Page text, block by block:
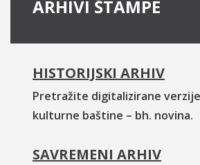
ARHIVI ŠTAMPE
HISTORIJSKI ARHIV
Pretražite digitalizirane
kulturne baštine – bh. novina.
SAVREMENI ARHIV